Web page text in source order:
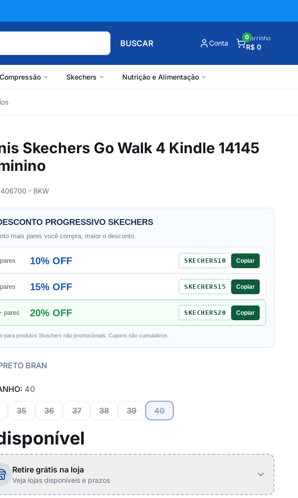
BUSCAR Conta
Carrinho
R$ 0
0
Skechers Nutrição e Alimentação
Skechers Go Walk 4 Kindle 14145
- BKW
PROGRESSIVO SKECHERS
mais pares você compra, maior o desconto.
10% OFF SKECHERS10 Copiar
15% OFF SKECHERS15 Copiar
pares 20% OFF SKECHERS20 Copiar
para produtos Skechers não promocionais. Cupons não cumulativos.
BRAN
40
35 36 37 38 39 40
Retire grátis na loja
Veja lojas disponíveis e prazos